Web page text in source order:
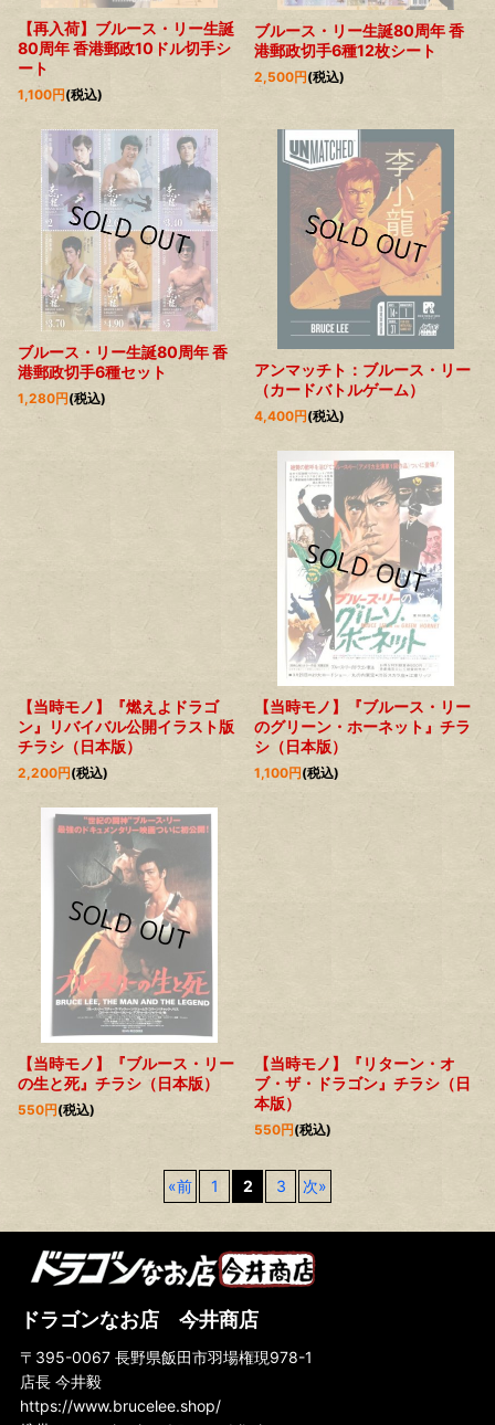
【再入荷】ブルース・リー生誕
80周年 香港郵政10ドル切手シ
ート
1,100円(税込)
ブルース・リー生誕80周年 香
港郵政切手6種12枚シート
2,500円(税込)
ブルース・リー生誕80周年 香
港郵政切手6種セット
1,280円(税込)
アンマッチト：ブルース・リー
（カードバトルゲーム）
4,400円(税込)
【当時モノ】『燃えよドラゴ
ン』リバイバル公開イラスト版
チラシ（日本版）
2,200円(税込)
【当時モノ】『ブルース・リー
のグリーン・ホーネット』チラ
シ（日本版）
1,100円(税込)
【当時モノ】『ブルース・リー
の生と死』チラシ（日本版）
550円(税込)
【当時モノ】『リターン・オ
ブ・ザ・ドラゴン』チラシ（日
本版）
550円(税込)
«前 1 2 3 次»
ドラゴンなお店 今井商店
〒395-0067 長野県飯田市羽場権現978-1
店長 今井毅
https://www.brucelee.shop/